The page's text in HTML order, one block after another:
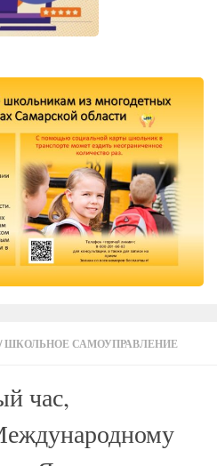
/ШКОЛЬНОЕ САМОУПРАВЛЕНИЕ
час,